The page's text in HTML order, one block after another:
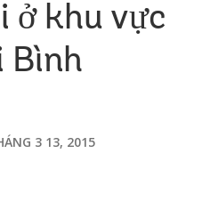
ở khu vực
Bình
3 13, 2015